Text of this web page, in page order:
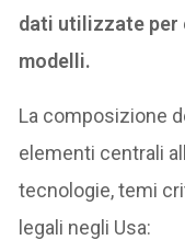
dati utilizzate per
modelli.
La composizione
elementi centrali
tecnologie, temi
legali negli Usa: